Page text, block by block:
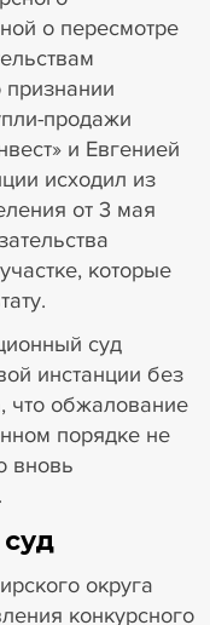
о пересмотре
продажи
и Евгенией
исходил из
от 3 мая
которые
суд
инстанции без
что обжалование
порядке не
вновь
округа
конкурсного